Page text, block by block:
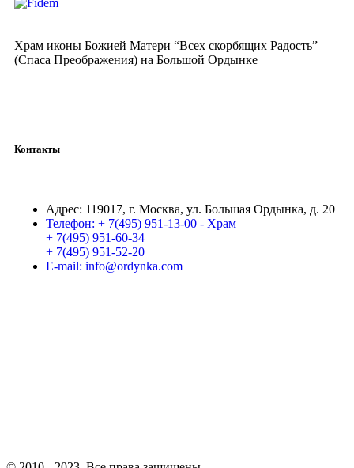
Храм иконы Божией Матери “Всех скорбящих Радость”
(Спаса Преображения) на Большой Ордынке
Контакты
Адрес: 119017, г. Москва, ул. Большая Ордынка, д. 20
Телефон: + 7(495) 951-13-00 - Храм
+ 7(495) 951-60-34
+ 7(495) 951-52-20
E-mail: info@ordynka.com